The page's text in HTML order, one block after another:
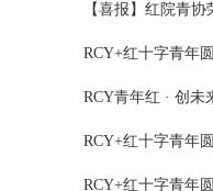
【喜报】红院青
RCY+红十字青年
RCY青年红 · 创未
RCY+红十字青年
RCY+红十字青年